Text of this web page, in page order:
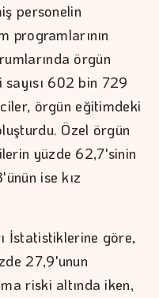
personelin
programlarının
örgün
602 bin 729
örgün eğitimdeki
Özel örgün
yüzde 62,7'sinin
ise kız
İstatistiklerine göre,
27,9'unun
riski altında iken,